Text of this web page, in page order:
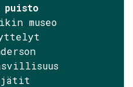
puisto
museo